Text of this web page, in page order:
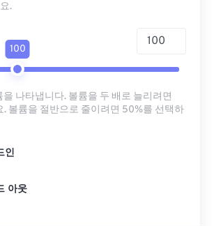
.
100
나타냅니다. 볼륨을 두 배로 늘리려면
볼륨을 절반으로 줄이려면 50%를 선택하
인
아웃